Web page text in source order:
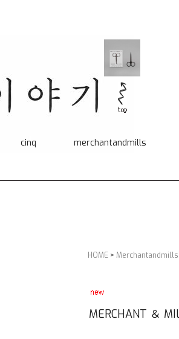
cinq merchantandmills
HOME > Merchantandmills
MERCHANT ＆